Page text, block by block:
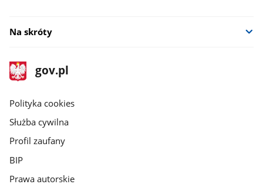
Na skróty
stopka
gov.pl
Strona
gov.pl
gov.pl
Polityka cookies
Służba cywilna
Profil zaufany
BIP
Prawa autorskie